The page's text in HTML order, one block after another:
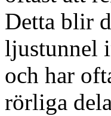
Detta blir
ljustunnel
och har
rörliga